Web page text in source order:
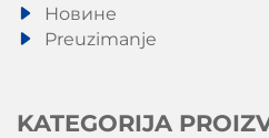
Новине
Preuzimanje
KATEGORIJA